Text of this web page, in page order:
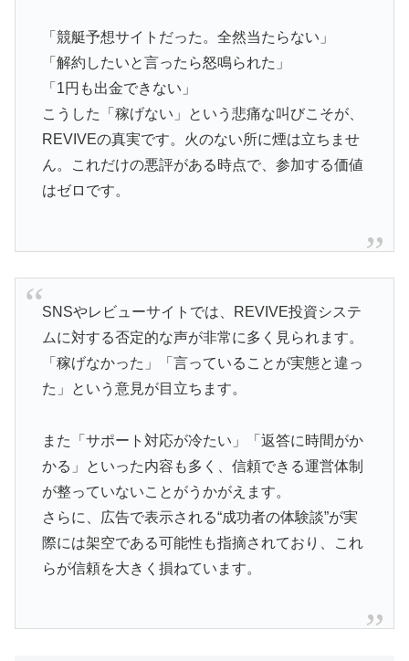
「競艇予想サイトだった。全然当たらない」
「解約したいと言ったら怒鳴られた」
「1円も出金できない」
こうした「稼げない」という悲痛な叫びこそが、
REVIVEの真実です。火のない所に煙は立ちませ
ん。これだけの悪評がある時点で、参加する価値
はゼロです。
SNSやレビューサイトでは、REVIVE投資システ
ムに対する否定的な声が非常に多く見られます。
「稼げなかった」「言っていることが実態と違っ
た」という意見が目立ちます。
また「サポート対応が冷たい」「返答に時間がか
かる」といった内容も多く、信頼できる運営体制
が整っていないことがうかがえます。
さらに、広告で表示される“成功者の体験談”が実
際には架空である可能性も指摘されており、これ
らが信頼を大きく損ねています。